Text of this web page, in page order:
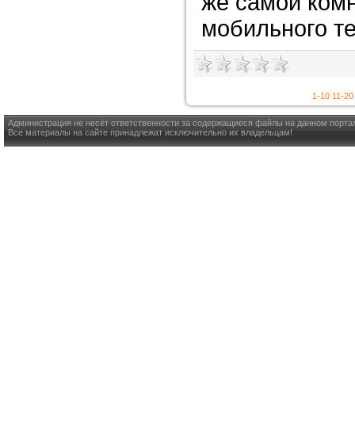
мобильного
1-10 11-20
Администрация не несёт ответственности за содержащиеся файлы на данном
Все материалы на сайте принадлежат исключительно их владельцам!